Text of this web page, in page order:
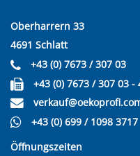
Oberharrern 33
4691 Schlatt
+43 (0) 7673 / 307 03
+43 (0) 7673 / 307 03 -
+43 (0) 699 / 1098 3717
Öffnungszeiten